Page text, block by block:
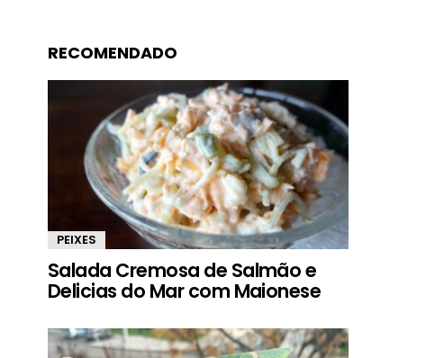
RECOMENDADO
PEIXES
Salada Cremosa de Salmão e
Delicias do Mar com Maionese